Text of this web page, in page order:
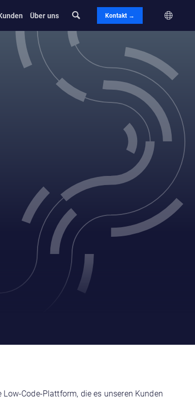
Über uns Kontakt →
Code-Plattform, die es unseren Kunden